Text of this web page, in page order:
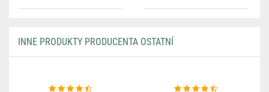
INNE PRODUKTY PRODUCENTA OSTATNÍ